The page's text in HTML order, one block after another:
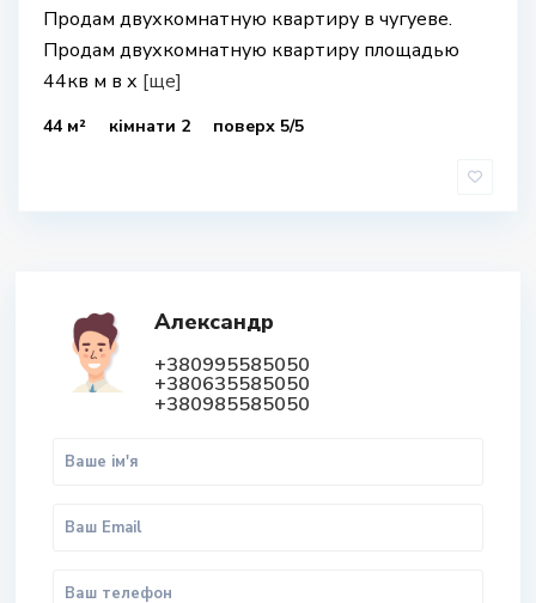
Продам двухкомнатную квартиру в чугуеве.
Продам двухкомнатную квартиру площадью
44кв м в х [ще]
44 м² кімнати 2 поверх 5/5
Александр
+380995585050
+380635585050
+380985585050